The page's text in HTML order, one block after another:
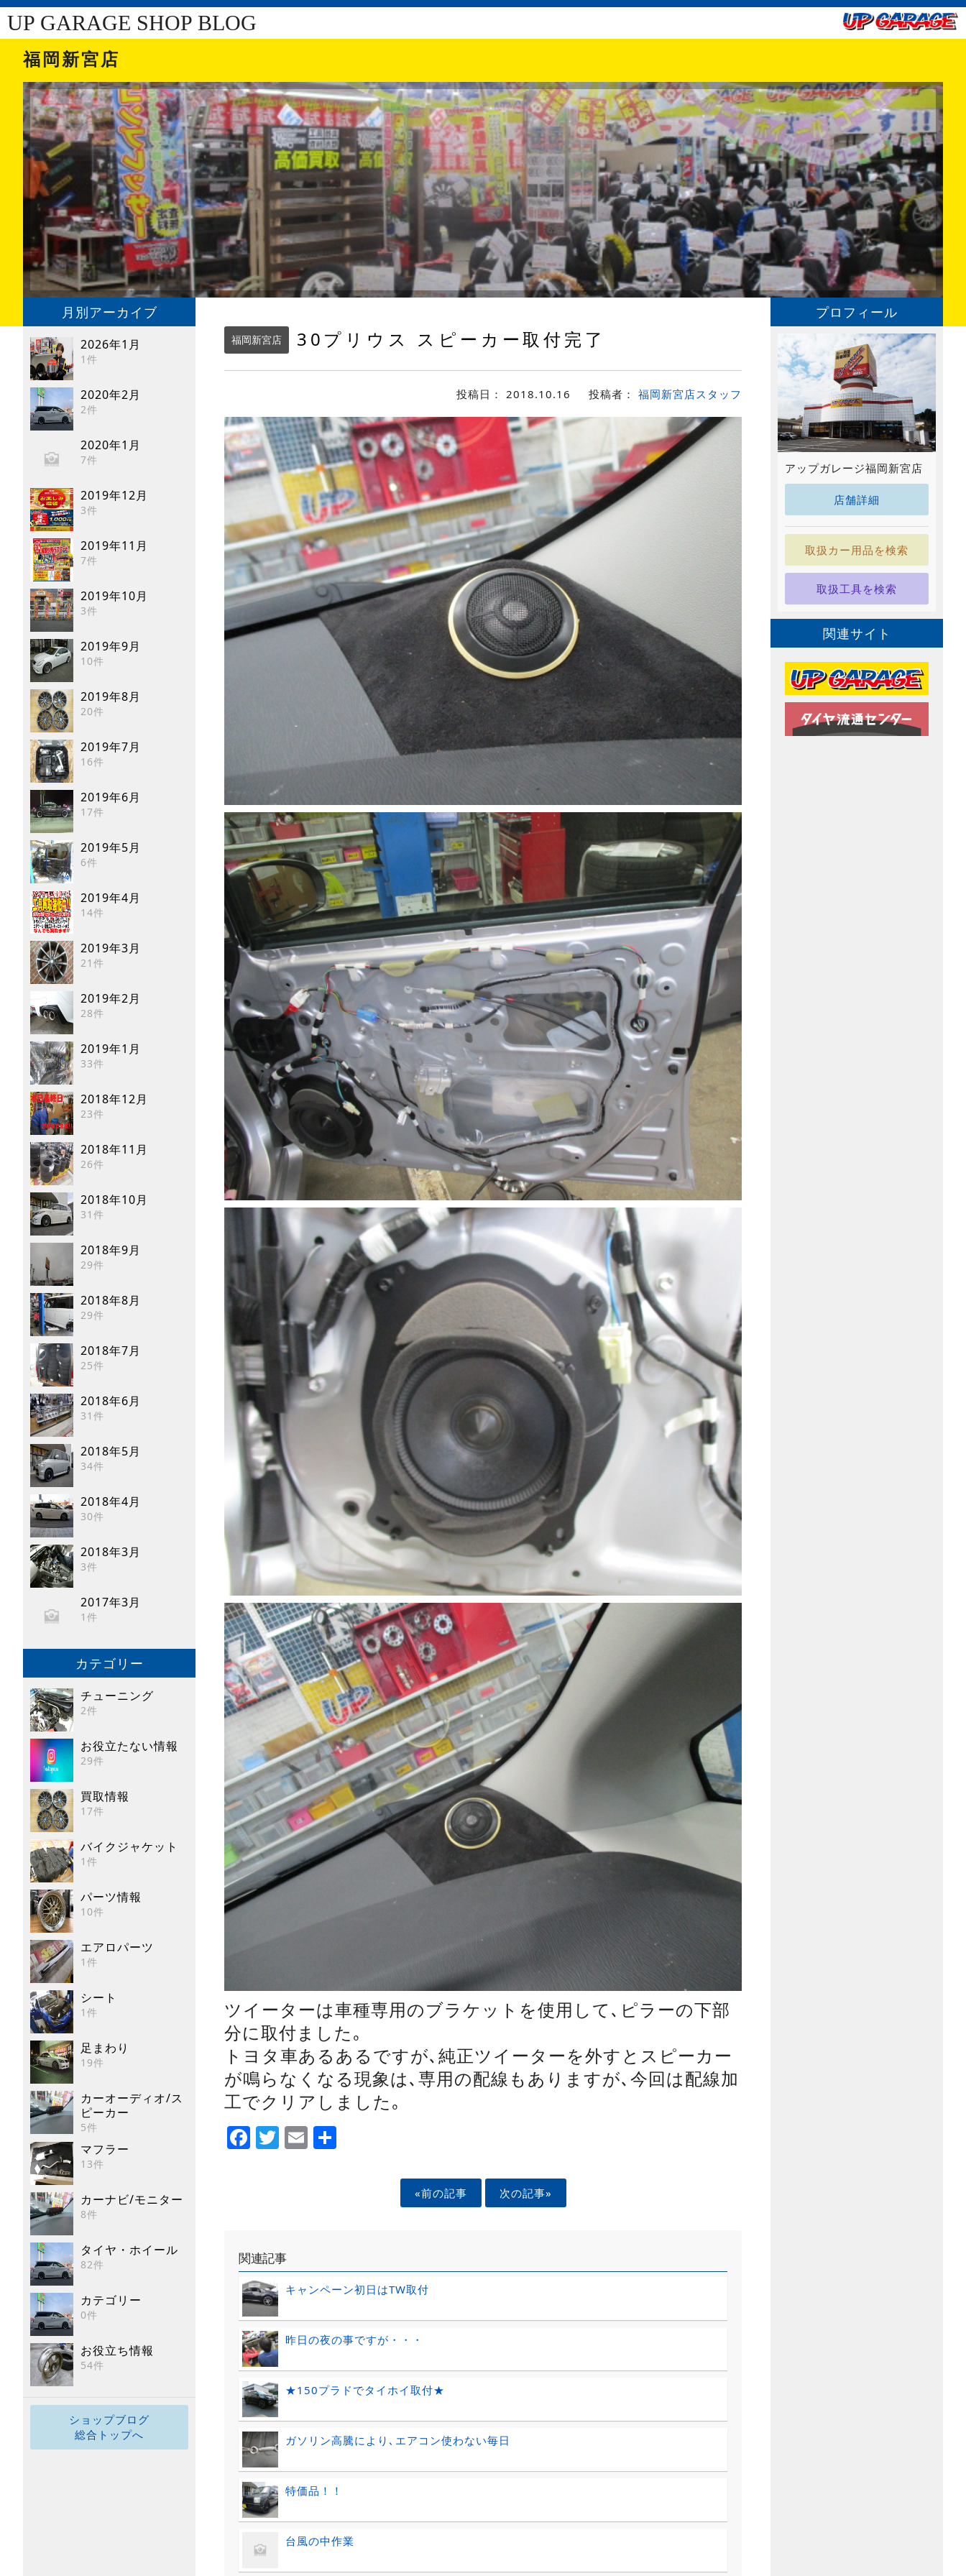
UP GARAGE SHOP BLOG
福岡新宮店
月別アーカイブ
2026年1月
1件
2020年2月
2件
2020年1月
7件
2019年12月
3件
2019年11月
7件
2019年10月
3件
2019年9月
10件
2019年8月
20件
2019年7月
16件
2019年6月
17件
2019年5月
6件
2019年4月
14件
2019年3月
21件
2019年2月
28件
2019年1月
33件
2018年12月
23件
2018年11月
26件
2018年10月
31件
2018年9月
29件
2018年8月
29件
2018年7月
25件
2018年6月
31件
2018年5月
34件
2018年4月
30件
2018年3月
3件
2017年3月
1件
カテゴリー
チューニング
2件
お役立たない情報
29件
買取情報
17件
バイクジャケット
1件
パーツ情報
10件
エアロパーツ
1件
シート
1件
足まわり
19件
カーオーディオ/ス
ピーカー
5件
マフラー
13件
カーナビ/モニター
8件
タイヤ・ホイール
82件
カテゴリー
0件
お役立ち情報
54件
ショップブログ
総合トップへ
福岡新宮店 30プリウス スピーカー取付完了
投稿日： 2018.10.16 投稿者： 福岡新宮店スタッフ
ツイーターは車種専用のブラケットを使用して､ピラーの下部
分に取付ました｡
トヨタ車あるあるですが､純正ツイーターを外すとスピーカー
が鳴らなくなる現象は､専用の配線もありますが､今回は配線加
工でクリアしました｡
Facebook
Twitter
Email
«前の記事 次の記事»
関連記事
キャンペーン初日はTW取付
昨日の夜の事ですが・・・
★150プラドでタイホイ取付★
ガソリン高騰により､エアコン使わない毎日
特価品！！
台風の中作業
プロフィール
アップガレージ福岡新宮店
店舗詳細
取扱カー用品を検索
取扱工具を検索
関連サイト